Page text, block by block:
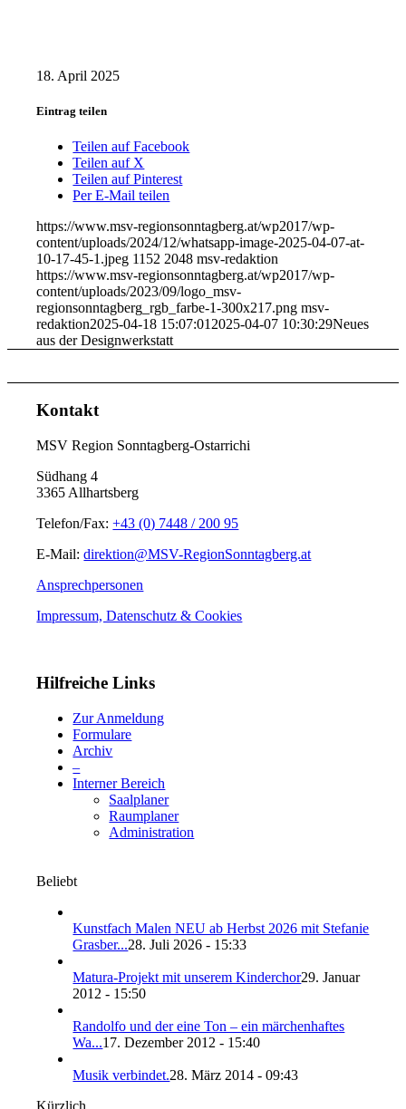
18. April 2025
Eintrag teilen
Teilen auf Facebook
Teilen auf X
Teilen auf Pinterest
Per E-Mail teilen
https://www.msv-regionsonntagberg.at/wp2017/wp-
content/uploads/2024/12/whatsapp-image-2025-04-07-at-
10-17-45-1.jpeg 1152 2048 msv-redaktion
https://www.msv-regionsonntagberg.at/wp2017/wp-
content/uploads/2023/09/logo_msv-
regionsonntagberg_rgb_farbe-1-300x217.png msv-
redaktion2025-04-18 15:07:01 2025-04-07 10:30:29Neues
aus der Designwerkstatt
Kontakt
MSV Region Sonntagberg-Ostarrichi
Südhang 4
3365 Allhartsberg
Telefon/Fax:+43 (0) 7448 / 200 95
E-Mail:direktion@MSV-RegionSonntagberg.at
Ansprechpersonen
Impressum, Datenschutz & Cookies
Hilfreiche Links
Zur Anmeldung
Formulare
Archiv
–
Interner Bereich
Saalplaner
Raumplaner
Administration
Beliebt
Kunstfach Malen NEU ab Herbst 2026 mit Stefanie
Grasber...28. Juli 2026 - 15:33
Matura-Projekt mit unserem Kinderchor29. Januar
2012 - 15:50
Randolfo und der eine Ton – ein märchenhaftes
Wa...17. Dezember 2012 - 15:40
Musik verbindet.28. März 2014 - 09:43
Kürzlich